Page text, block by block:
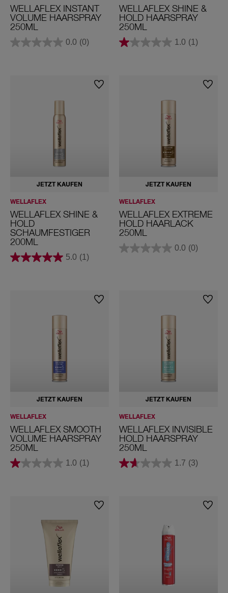
Glanz
Hitzeschutz
Geschmeidigkeit
Flexibler Halt (2)
Ultra Starker Halt (5)
Mega Starker Halt (5+)
Volumen und Fülle
ALLE PRODUKTE
WELLAFLEX INSTANT
VOLUME HAARSPRAY
250ML
0.0 (0)
WELLAFLEX SHINE &
HOLD HAARSPRAY
250ML
1.0 (1)
JETZT KAUFEN
WELLAFLEX
WELLAFLEX SHINE &
HOLD
SCHAUMFESTIGER
200ML
5.0 (1)
JETZT KAUFEN
WELLAFLEX
WELLAFLEX EXTREME
HOLD HAARLACK
250ML
0.0 (0)
JETZT KAUFEN
WELLAFLEX
WELLAFLEX SMOOTH
VOLUME HAARSPRAY
250ML
1.0 (1)
JETZT KAUFEN
WELLAFLEX
WELLAFLEX INVISIBLE
HOLD HAARSPRAY
250ML
1.7 (3)